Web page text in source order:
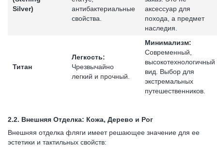
Silver)
антибактериальные
свойства.
аксессуар для
похода, а предмет
наследия.
Титан
Легкость:
Чрезвычайно
легкий и прочный.
Минимализм:
Современный,
высокотехнологичный
вид. Выбор для
экстремальных
путешественников.
2.2. Внешняя Отделка: Кожа, Дерево и Рог
Внешняя отделка фляги имеет решающее значение для ее
эстетики и тактильных свойств: